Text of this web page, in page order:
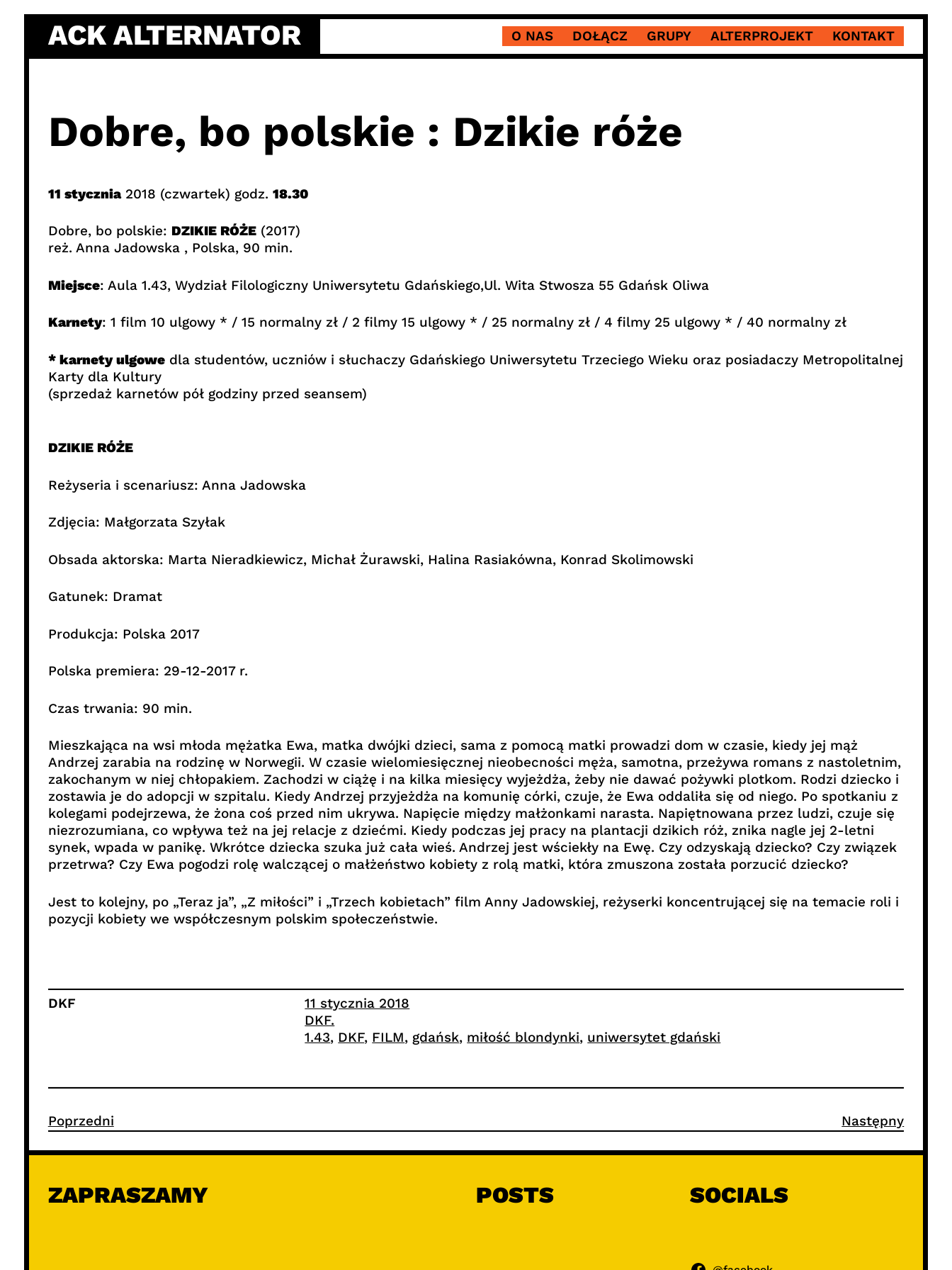
content
ACK ALTERNATOR O NAS DOŁĄCZ GRUPY ALTERPROJEKT KONTAKT
Dobre, bo polskie : Dzikie róże
11 stycznia2018 (czwartek) godz. 18.30
Dobre, bo polskie: DZIKIE RÓŻE(2017)
reż. Anna Jadowska , Polska, 90 min.
Miejsce: Aula 1.43, Wydział Filologiczny Uniwersytetu Gdańskiego,Ul. Wita Stwosza 55 Gdańsk Oliwa
Karnety: 1 film 10 ulgowy * / 15 normalny zł / 2 filmy 15 ulgowy * / 25 normalny zł / 4 filmy 25 ulgowy * / 40 normalny zł
* karnety ulgowedla studentów, uczniów i słuchaczy Gdańskiego Uniwersytetu Trzeciego Wieku oraz posiadaczy Metropolitalnej
Karty dla Kultury
(sprzedaż karnetów pół godziny przed seansem)
DZIKIE RÓŻE
Reżyseria i scenariusz: Anna Jadowska
Zdjęcia: Małgorzata Szyłak
Obsada aktorska: Marta Nieradkiewicz, Michał Żurawski, Halina Rasiakówna, Konrad Skolimowski
Gatunek: Dramat
Produkcja: Polska 2017
Polska premiera: 29-12-2017 r.
Czas trwania: 90 min.
Mieszkająca na wsi młoda mężatka Ewa, matka dwójki dzieci, sama z pomocą matki prowadzi dom w czasie, kiedy jej mąż
Andrzej zarabia na rodzinę w Norwegii. W czasie wielomiesięcznej nieobecności męża, samotna, przeżywa romans z nastoletnim,
zakochanym w niej chłopakiem. Zachodzi w ciążę i na kilka miesięcy wyjeżdża, żeby nie dawać pożywki plotkom. Rodzi dziecko i
zostawia je do adopcji w szpitalu. Kiedy Andrzej przyjeżdża na komunię córki, czuje, że Ewa oddaliła się od niego. Po spotkaniu z
kolegami podejrzewa, że żona coś przed nim ukrywa. Napięcie między małżonkami narasta. Napiętnowana przez ludzi, czuje się
niezrozumiana, co wpływa też na jej relacje z dziećmi. Kiedy podczas jej pracy na plantacji dzikich róż, znika nagle jej 2-letni
synek, wpada w panikę. Wkrótce dziecka szuka już cała wieś. Andrzej jest wściekły na Ewę. Czy odzyskają dziecko? Czy związek
przetrwa? Czy Ewa pogodzi rolę walczącej o małżeństwo kobiety z rolą matki, która zmuszona została porzucić dziecko?
Jest to kolejny, po „Teraz ja”, „Z miłości” i „Trzech kobietach” film Anny Jadowskiej, reżyserki koncentrującej się na temacie roli i
pozycji kobiety we współczesnym polskim społeczeństwie.
DKF
11 stycznia 2018
DKF.
1.43, DKF, FILM, gdańsk, miłość blondynki, uniwersytet gdański
Poprzedni Następny
ZAPRASZAMY POSTS SOCIALS